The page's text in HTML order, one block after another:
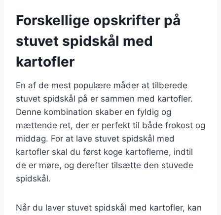
Forskellige opskrifter på
stuvet spidskål med
kartofler
En af de mest populære måder at tilberede
stuvet spidskål på er sammen med kartofler.
Denne kombination skaber en fyldig og
mættende ret, der er perfekt til både frokost og
middag. For at lave stuvet spidskål med
kartofler skal du først koge kartoflerne, indtil
de er møre, og derefter tilsætte den stuvede
spidskål.
Når du laver stuvet spidskål med kartofler, kan